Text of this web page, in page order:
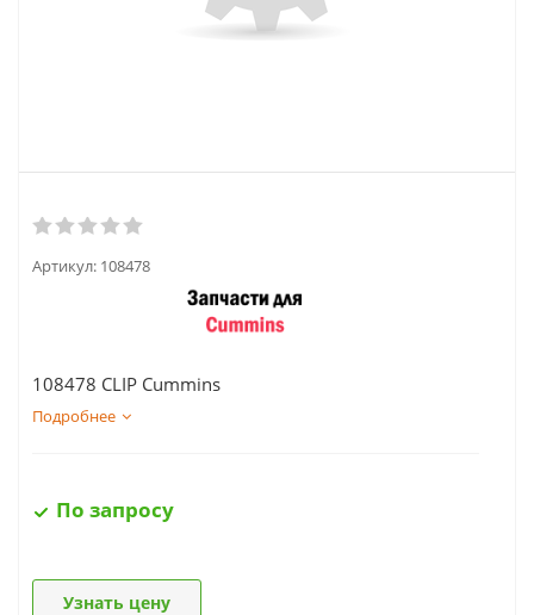
Артикул: 108478
108478 CLIP Cummins
Подробнее
По запросу
Узнать цену